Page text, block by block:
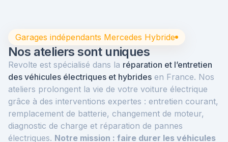
Garages indépendants Mercedes Hybride
Nos ateliers sont uniques
Revolte est spécialisé dans la réparation et l’entretien
des véhicules électriques et hybrides en France. Nos
ateliers prolongent la vie de votre voiture électrique
grâce à des interventions expertes : entretien courant,
remplacement de batterie, changement de moteur,
diagnostic de charge et réparation de pannes
électriques. Notre mission : faire durer les véhicules